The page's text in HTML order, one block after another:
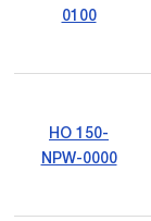
0100
HO 150-
NPW-0000